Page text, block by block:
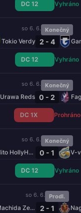
DC 12 Vyhráno
so 6. 6. Konečný
Tokio Verdy 2 - 4
DC 12 Vyhráno
so 6. 6. Konečný
Urawa Reds 0 - 2
DC 1X Prohráno
so 6. 6. Konečný
Mito HollyHock 0 - 1
DC 12 Vyhráno
so 6. 6. Prodl.
Machida Zelvia 2 - 1